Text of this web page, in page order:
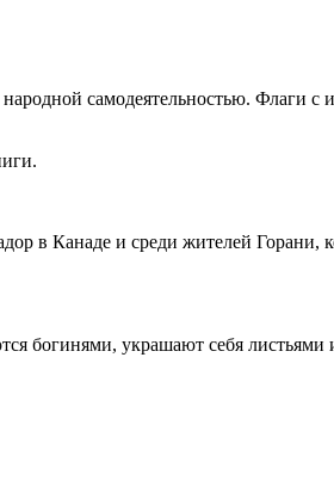
самодеятельностью. Флаги с
в Канаде и среди жителей Горани,
богинями, украшают себя